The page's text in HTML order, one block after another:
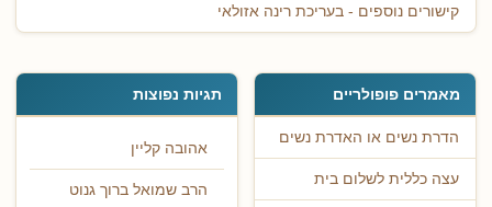
קישורים נוספים - בעריכת רינה אזולאי
מאמרים פופולריים
הדרת נשים או האדרת נשים
עצה כללית לשלום בית
תגיות נפוצות
אהובה קליין
הרב שמואל ברוך גנוט